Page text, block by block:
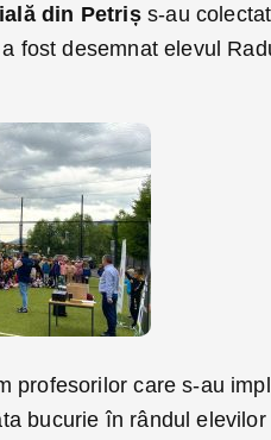
din Petrișs-au
fost desemnat elevul
profesorilor care s-au
bucurie în rândul